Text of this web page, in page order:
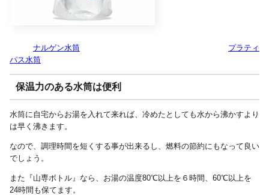
ナルゲン水筒
プラティ
パス水筒
保温力のある水筒は便利
水筒に自宅からお湯を入れて来れば、冷めたとしても水から沸かすより
は早く沸きます。
なので、調理時間を短くする事が出来るし、燃料の節約にもなって良い
でしょう。
また『山専ボトル』なら、お湯の温度80℃以上を６時間、60℃以上を
24時間も保てます。